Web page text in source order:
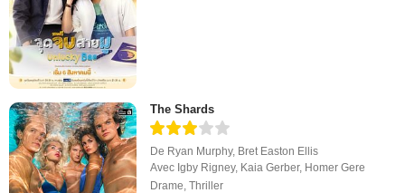
The Shards
De Ryan Murphy, Bret Easton Ellis
Avec Igby Rigney, Kaia Gerber, Homer Gere
Drame ,Thriller